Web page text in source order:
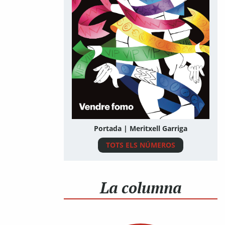
Portada | Meritxell Garriga
TOTS ELS NÚMEROS
La columna